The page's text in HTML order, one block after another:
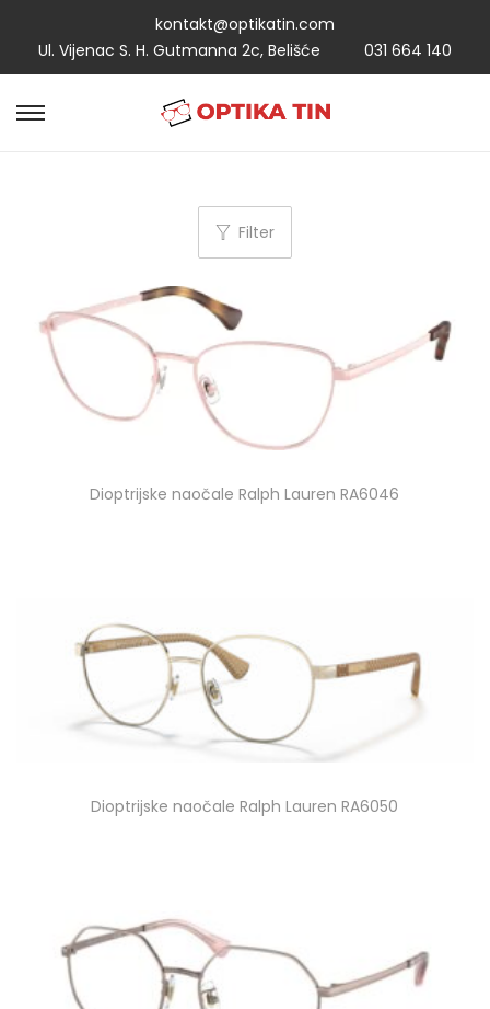
kontakt@optikatin.com
Ul. Vijenac S. H. Gutmanna 2c, Belišće
031 664 140
Filter
Dioptrijske naočale Ralph Lauren RA6046
Dioptrijske naočale Ralph Lauren RA6050